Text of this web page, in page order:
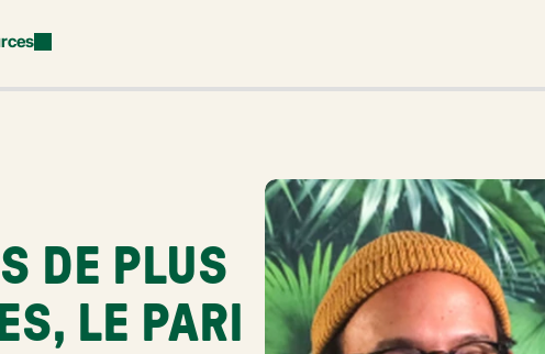
DE PLUS
LE PARI